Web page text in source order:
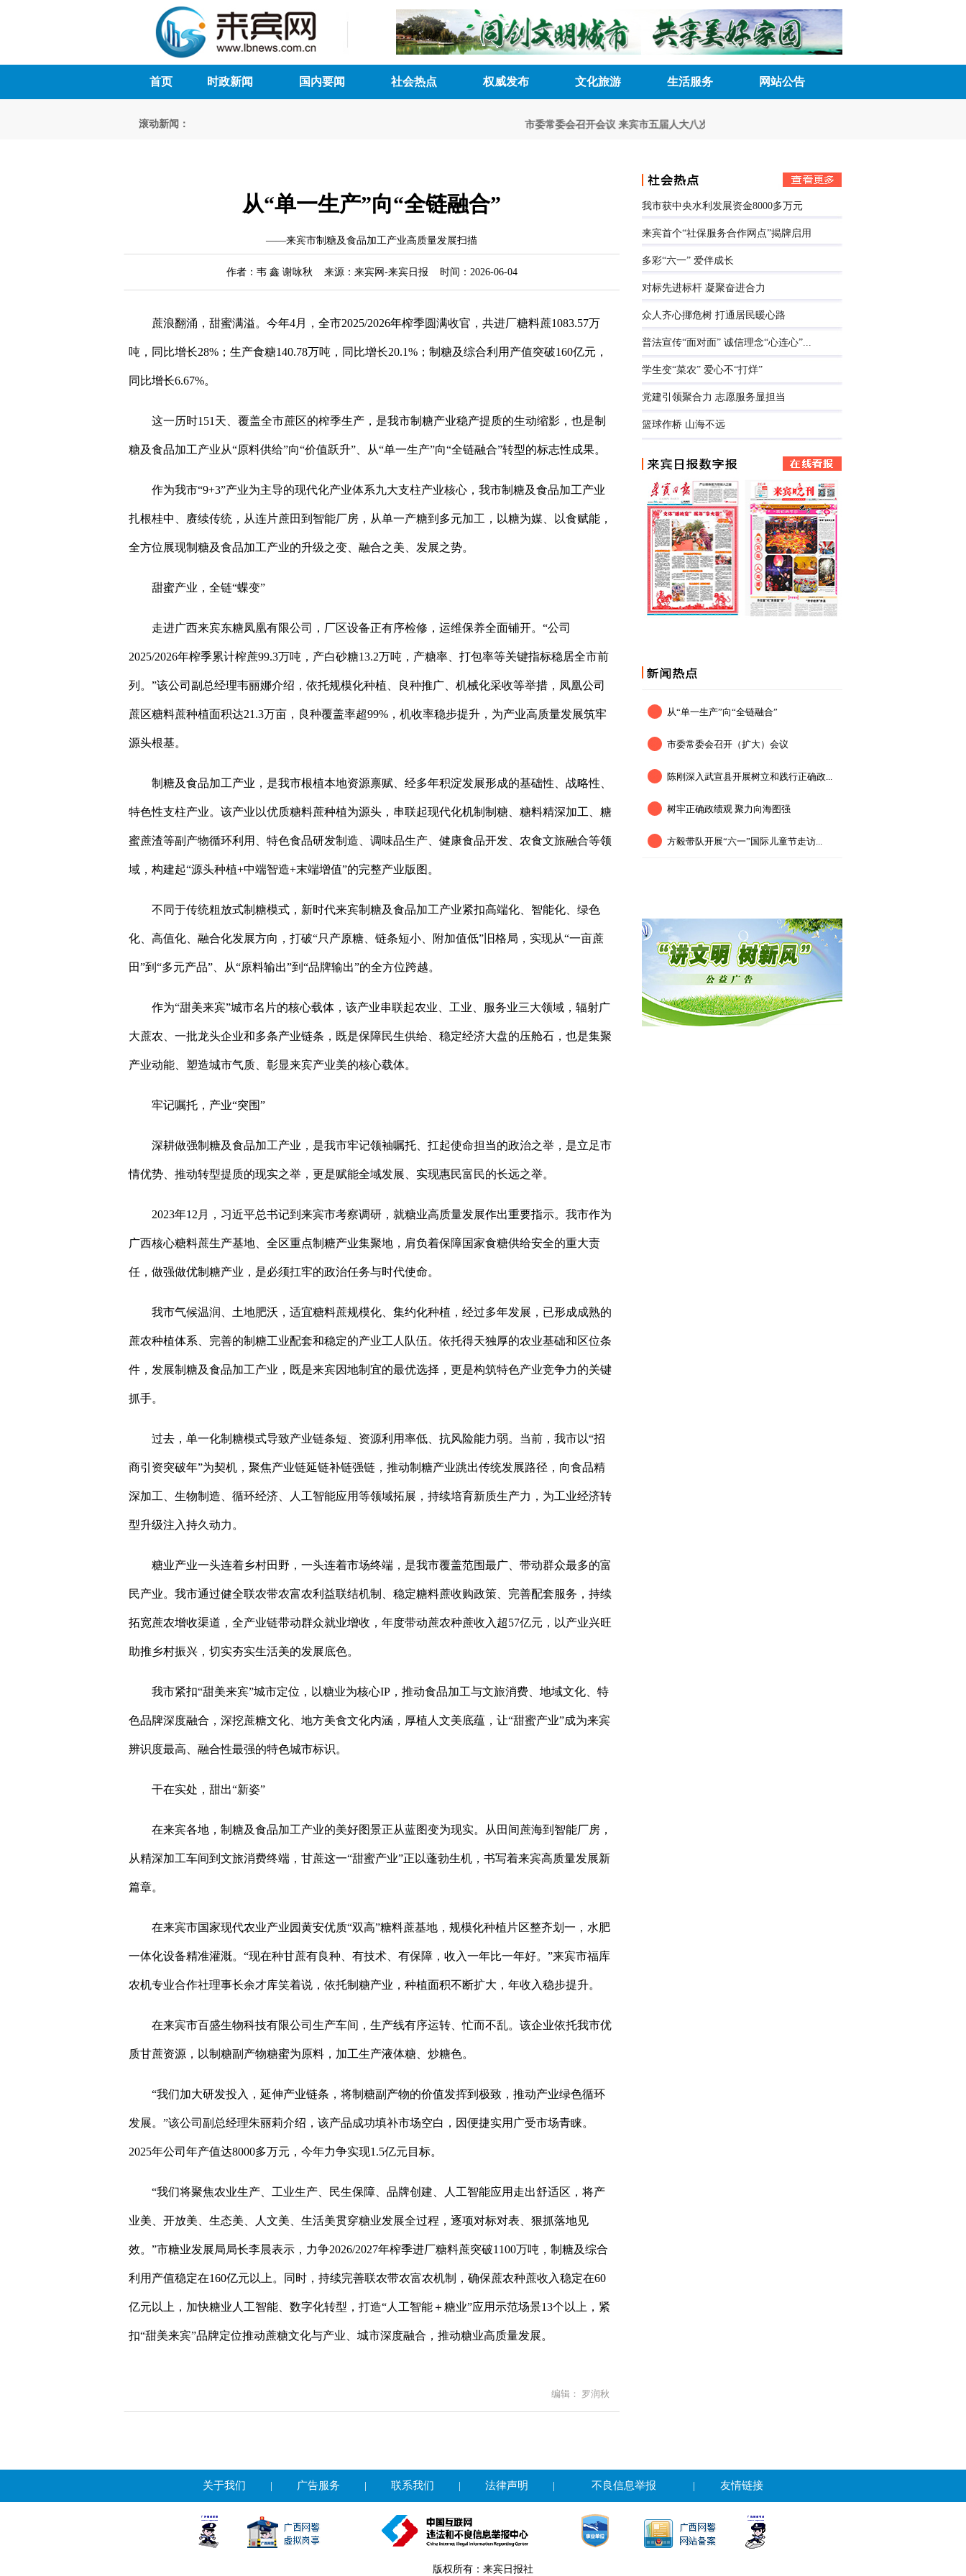
首页 时政新闻 国内要闻 社会热点 权威发布 文化旅游 生活服务 网站公告
滚动新闻： 市委常委会召开会议 来宾市五届人大八次会议胜利召开
从“单一生产”向“全链融合”
——来宾市制糖及食品加工产业高质量发展扫描
作者：韦 鑫 谢咏秋 来源：来宾网-来宾日报 时间：2026-06-04
蔗浪翻涌，甜蜜满溢。今年4月，全市2025/2026年榨季圆满收官，共进厂糖料蔗1083.57万
吨，同比增长28%；生产食糖140.78万吨，同比增长20.1%；制糖及综合利用产值突破160亿元，
同比增长6.67%。
这一历时151天、覆盖全市蔗区的榨季生产，是我市制糖产业稳产提质的生动缩影，也是制
糖及食品加工产业从“原料供给”向“价值跃升”、从“单一生产”向“全链融合”转型的标志性成果。
作为我市“9+3”产业为主导的现代化产业体系九大支柱产业核心，我市制糖及食品加工产业
扎根桂中、赓续传统，从连片蔗田到智能厂房，从单一产糖到多元加工，以糖为媒、以食赋能，
全方位展现制糖及食品加工产业的升级之变、融合之美、发展之势。
甜蜜产业，全链“蝶变”
走进广西来宾东糖凤凰有限公司，厂区设备正有序检修，运维保养全面铺开。“公司
2025/2026年榨季累计榨蔗99.3万吨，产白砂糖13.2万吨，产糖率、打包率等关键指标稳居全市前
列。”该公司副总经理韦丽娜介绍，依托规模化种植、良种推广、机械化采收等举措，凤凰公司
蔗区糖料蔗种植面积达21.3万亩，良种覆盖率超99%，机收率稳步提升，为产业高质量发展筑牢
源头根基。
制糖及食品加工产业，是我市根植本地资源禀赋、经多年积淀发展形成的基础性、战略性、
特色性支柱产业。该产业以优质糖料蔗种植为源头，串联起现代化机制制糖、糖料精深加工、糖
蜜蔗渣等副产物循环利用、特色食品研发制造、调味品生产、健康食品开发、农食文旅融合等领
域，构建起“源头种植+中端智造+末端增值”的完整产业版图。
不同于传统粗放式制糖模式，新时代来宾制糖及食品加工产业紧扣高端化、智能化、绿色
化、高值化、融合化发展方向，打破“只产原糖、链条短小、附加值低”旧格局，实现从“一亩蔗
田”到“多元产品”、从“原料输出”到“品牌输出”的全方位跨越。
作为“甜美来宾”城市名片的核心载体，该产业串联起农业、工业、服务业三大领域，辐射广
大蔗农、一批龙头企业和多条产业链条，既是保障民生供给、稳定经济大盘的压舱石，也是集聚
产业动能、塑造城市气质、彰显来宾产业美的核心载体。
牢记嘱托，产业“突围”
深耕做强制糖及食品加工产业，是我市牢记领袖嘱托、扛起使命担当的政治之举，是立足市
情优势、推动转型提质的现实之举，更是赋能全域发展、实现惠民富民的长远之举。
2023年12月，习近平总书记到来宾市考察调研，就糖业高质量发展作出重要指示。我市作为
广西核心糖料蔗生产基地、全区重点制糖产业集聚地，肩负着保障国家食糖供给安全的重大责
任，做强做优制糖产业，是必须扛牢的政治任务与时代使命。
我市气候温润、土地肥沃，适宜糖料蔗规模化、集约化种植，经过多年发展，已形成成熟的
蔗农种植体系、完善的制糖工业配套和稳定的产业工人队伍。依托得天独厚的农业基础和区位条
件，发展制糖及食品加工产业，既是来宾因地制宜的最优选择，更是构筑特色产业竞争力的关键
抓手。
过去，单一化制糖模式导致产业链条短、资源利用率低、抗风险能力弱。当前，我市以“招
商引资突破年”为契机，聚焦产业链延链补链强链，推动制糖产业跳出传统发展路径，向食品精
深加工、生物制造、循环经济、人工智能应用等领域拓展，持续培育新质生产力，为工业经济转
型升级注入持久动力。
糖业产业一头连着乡村田野，一头连着市场终端，是我市覆盖范围最广、带动群众最多的富
民产业。我市通过健全联农带农富农利益联结机制、稳定糖料蔗收购政策、完善配套服务，持续
拓宽蔗农增收渠道，全产业链带动群众就业增收，年度带动蔗农种蔗收入超57亿元，以产业兴旺
助推乡村振兴，切实夯实生活美的发展底色。
我市紧扣“甜美来宾”城市定位，以糖业为核心IP，推动食品加工与文旅消费、地域文化、特
色品牌深度融合，深挖蔗糖文化、地方美食文化内涵，厚植人文美底蕴，让“甜蜜产业”成为来宾
辨识度最高、融合性最强的特色城市标识。
干在实处，甜出“新姿”
在来宾各地，制糖及食品加工产业的美好图景正从蓝图变为现实。从田间蔗海到智能厂房，
从精深加工车间到文旅消费终端，甘蔗这一“甜蜜产业”正以蓬勃生机，书写着来宾高质量发展新
篇章。
在来宾市国家现代农业产业园黄安优质“双高”糖料蔗基地，规模化种植片区整齐划一，水肥
一体化设备精准灌溉。“现在种甘蔗有良种、有技术、有保障，收入一年比一年好。”来宾市福库
农机专业合作社理事长余才库笑着说，依托制糖产业，种植面积不断扩大，年收入稳步提升。
在来宾市百盛生物科技有限公司生产车间，生产线有序运转、忙而不乱。该企业依托我市优
质甘蔗资源，以制糖副产物糖蜜为原料，加工生产液体糖、炒糖色。
“我们加大研发投入，延伸产业链条，将制糖副产物的价值发挥到极致，推动产业绿色循环
发展。”该公司副总经理朱丽莉介绍，该产品成功填补市场空白，因便捷实用广受市场青睐。
2025年公司年产值达8000多万元，今年力争实现1.5亿元目标。
“我们将聚焦农业生产、工业生产、民生保障、品牌创建、人工智能应用走出舒适区，将产
业美、开放美、生态美、人文美、生活美贯穿糖业发展全过程，逐项对标对表、狠抓落地见
效。”市糖业发展局局长李晨表示，力争2026/2027年榨季进厂糖料蔗突破1100万吨，制糖及综合
利用产值稳定在160亿元以上。同时，持续完善联农带农富农机制，确保蔗农种蔗收入稳定在60
亿元以上，加快糖业人工智能、数字化转型，打造“人工智能＋糖业”应用示范场景13个以上，紧
扣“甜美来宾”品牌定位推动蔗糖文化与产业、城市深度融合，推动糖业高质量发展。
编辑： 罗润秋
我市获中央水利发展资金8000多万元
来宾首个“社保服务合作网点”揭牌启用
多彩“六一” 爱伴成长
对标先进标杆 凝聚奋进合力
众人齐心挪危树 打通居民暖心路
普法宣传“面对面” 诚信理念“心连心”...
学生变“菜农” 爱心不“打烊”
党建引领聚合力 志愿服务显担当
篮球作桥 山海不远
从“单一生产”向“全链融合”
市委常委会召开（扩大）会议
陈刚深入武宣县开展树立和践行正确政...
树牢正确政绩观 聚力向海图强
方毅带队开展“六一”国际儿童节走访...
关于我们 | 广告服务 | 联系我们 | 法律声明 | 不良信息举报 | 友情链接
版权所有：来宾日报社